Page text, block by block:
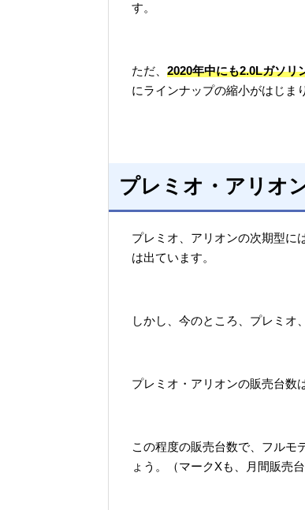
す。
ただ、 2020年中にも2.0Lガソリ
にラインナップの縮小がはじま
プレミオ・アリオ
プレミオ、アリオンの次期型に
は出ています。
しかし、今のところ、プレミオ
プレミオ・アリオンの販売台数
この程度の販売台数で、フルモ
ょう。（マークXも、月間販売